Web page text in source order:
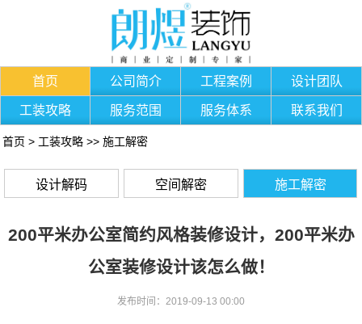
首页 公司简介 工程案例 设计团队
工装攻略 服务范围 服务体系 联系我们
首页 > 工装攻略 >> 施工解密
设计解码 空间解密 施工解密
200平米办公室简约风格装修设计，200平米办
公室装修设计该怎么做！
发布时间：2019-09-13 00:00